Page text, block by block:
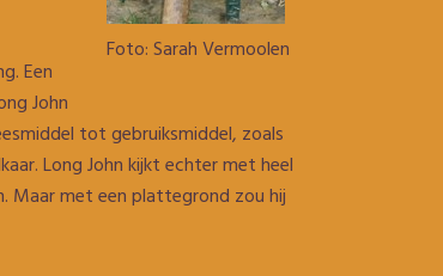
Foto: Sarah Vermoolen
Een
John
tot gebruiksmiddel, zoals
Long John kijkt echter met heel
Maar met een plattegrond zou hij